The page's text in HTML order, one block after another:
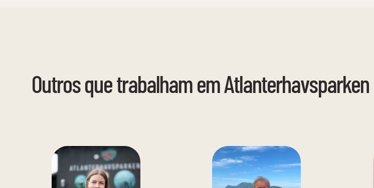
Outros que trabalham em Atlanterhavsparken